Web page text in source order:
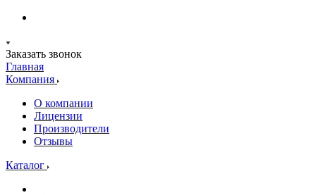
Заказать звонок
Главная
Компания
О компании
Лицензии
Производители
Отзывы
Каталог